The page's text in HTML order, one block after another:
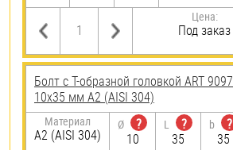
Цена:
Под заказ
Болт с Т-образной головкой ART 9097
10х35 мм А2 (AISI 304)
Материал
А2 (AISI 304)
Ø
?
10
L
?
35
b
?
35